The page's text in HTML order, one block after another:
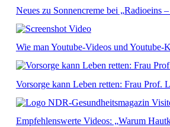
Neues zu Sonnencreme bei „Radioeins
Wie man Youtube-Videos und Youtube-
Vorsorge kann Leben retten: Frau
Empfehlenswerte Videos: „Warum